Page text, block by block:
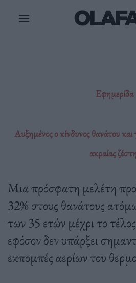
Εφημερίδα
Αυξημένος ο κίνδυνος θανάτου και
ακραίας
Μια πρόσφατη μελέτη
32% στους θανάτους
των 35 ετών μέχρι το
εφόσον δεν υπάρξει
εκπομπές αερίων του